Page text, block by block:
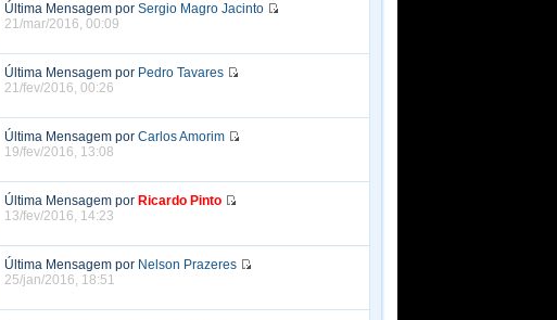
Última Mensagem por Sergio Magro Jacinto
21/mar/2016, 00:09
Última Mensagem por Pedro Tavares
21/fev/2016, 00:26
Última Mensagem por Carlos Amorim
19/fev/2016, 13:08
Última Mensagem por Ricardo Pinto
13/fev/2016, 14:23
Última Mensagem por Nelson Prazeres
25/jan/2016, 18:51